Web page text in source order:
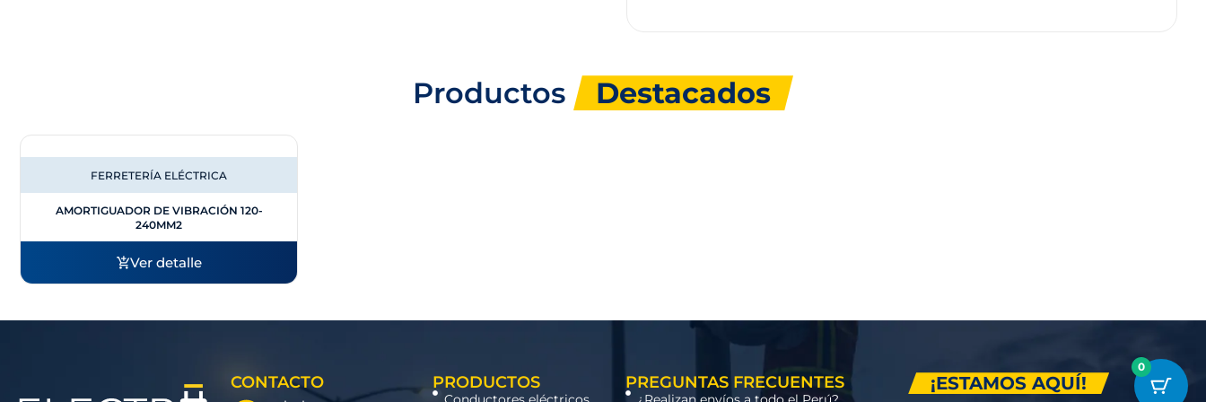
Productos Destacados
FERRETERÍA ELÉCTRICA
AMORTIGUADOR DE VIBRACIÓN 120-
240MM2
Ver detalle
CONTACTO PRODUCTOS PREGUNTAS FRECUENTES ¡ESTAMOS AQUÍ!
0